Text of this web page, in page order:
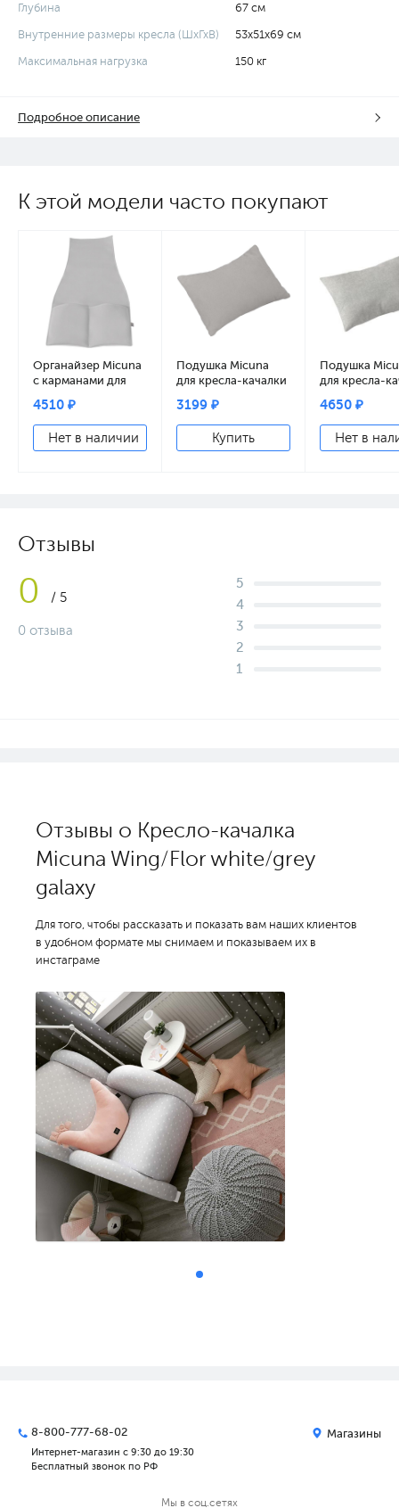
Глубина
67 см
Внутренние размеры кресла (ШхГхВ)
53х51х69 см
Максимальная нагрузка
150 кг
Подробное описание
К этой модели часто покупают
Органайзер Micuna
с карманами для
Wing grey
искусственная кожа
4510 ₽
Нет в наличии
Подушка Micuna
для кресла-качалки
3199 ₽
Купить
Подушка
для кресла-
4650 ₽
Нет в
Отзывы
0 / 5
0 отзыва
5
4
3
2
1
Отзывы о Кресло-качалка
Micuna Wing/Flor white/grey
galaxy
Для того, чтобы рассказать и показать вам наших клиентов
в удобном формате мы снимаем и показываем их в
инстаграме
8-800-777-68-02
Интернет-магазин с 9:30 до 19:30
Бесплатный звонок по РФ
Магазины
Мы в соц.сетях